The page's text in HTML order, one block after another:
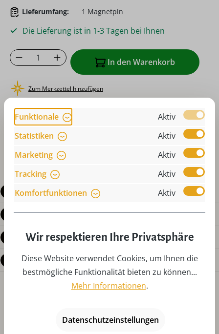
Lieferumfang:
1 Magnetpin
Die Lieferung ist in 1-3 Tagen bei Ihnen
Produkt Anzahl: Gib den gewünschten
In den Warenkorb
Zum Merkzettel hinzufügen
oder sofort bestellen mit
Beschreibung
Produktdetails
Bewertungen
Fragen zum Produkt
Funktionale
Aktiv
Statistiken
Aktiv
Marketing
Aktiv
Tracking
Aktiv
Komfortfunktionen
Aktiv
Wir respektieren Ihre Privatsphäre
Diese Website verwendet Cookies, um Ihnen die
bestmögliche Funktionalität bieten zu können...
Mehr Informationen.
Datenschutzeinstellungen